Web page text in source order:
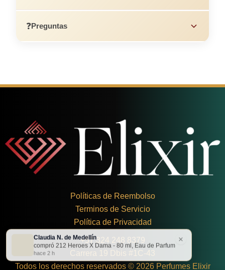
❓Preguntas
Políticas de Reembolso
Terminos de Servicio
Política de Privacidad
+57 324 248 8379
Carrera 19 Dbis #1C-43
Todos los derechos reservados © 2026 Perfumes Elixir
Claudia N. de Medellín
compró 212 Heroes X Dama - 80 ml, Eau de Parfum
hace 2 h
×